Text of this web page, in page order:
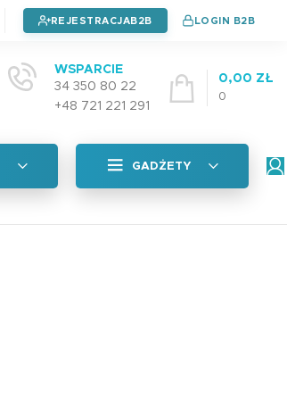
REJESTRACJA LOGIN B2B
WSPARCIE
34 350 80 22
+48 721 221 291
0
0,00 ZŁ
GADŻETY